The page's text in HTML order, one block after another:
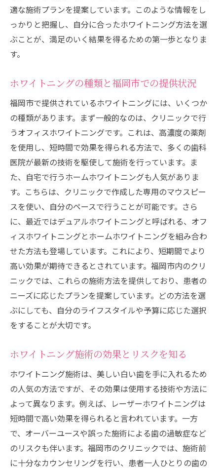
効果を最大限に引き出すための事前準備と
アフターケア
福岡市内で人気のホワイトニングプランの
体験談
ホワイトニング施術後の生活の変化
福岡市での実際の患者体験談を紹介
ホワイトニングを通じた自信の向上とその
影響
施術後のメンテナンスがもたらす安心感
福岡市のクリニックでのカウンセリングの
重要性
笑顔の魅力をさらに引き出すためのヒント
ホワイトニングの効果を最大化するための福岡
市おすすめ施術
持続力のあるホワイトニング施術の選び方
福岡市で選ばれている人気ホワイトニング
コース
ホワイトニングの効果を高めるためのライ
フスタイル
専門医によるカスタマイズ施術の提案
福岡市で得られるアフターフォローとその
福岡市でのホワイトニング施術最新技術とその
魅力
福岡市で導入されている最新のホワイトニ
ング機器
適な施術プランを提案しています。このような情報をし
っかりと把握し、自分に合ったホワイトニング方法を選
ぶことが、満足のいく結果を得るための第一歩となりま
す。
ホワイトニングの種類と福岡市での提供状況
福岡市で提供されているホワイトニングには、いくつか
の種類があります。まず一般的なのは、クリニックで行
うオフィスホワイトニングです。これは、高濃度の薬剤
を使用し、短時間で効果を得られる方法で、多くの歯科
医院が最新の技術を駆使して施術を行っています。ま
た、自宅で行うホームホワイトニングも人気がありま
す。こちらは、クリニックで作成した専用のマウスピー
スを使い、自分のペースで行うことが可能です。さら
に、最近ではデュアルホワイトニングと呼ばれる、オフ
ィスホワイトニングとホームホワイトニングを組み合わ
せた方法も登場しています。これにより、短期間でより
高い効果が期待できるとされています。福岡市内のクリ
ニックでは、これらの施術方法を提供しており、患者の
ニーズに応じたプランを提案しています。どの方法を選
ぶにしても、自分のライフスタイルや予算に応じた選択
をすることが大切です。
ホワイトニング施術の効果とリスクを知る
ホワイトニング施術は、美しい白い歯を手に入れるため
の人気の方法ですが、その効果は使用する技術や方法に
よって異なります。例えば、レーザーホワイトニングは
短時間で高い効果を得られると言われています。一方
で、オーバーユースや誤った施術による歯の過敏症など
のリスクも伴います。福岡市のクリニックでは、施術前
に十分なカウンセリングを行い、患者一人ひとりの歯の